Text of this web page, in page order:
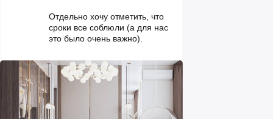
Отдельно хочу отметить, что
сроки все соблюли (а для нас
это было очень важно).